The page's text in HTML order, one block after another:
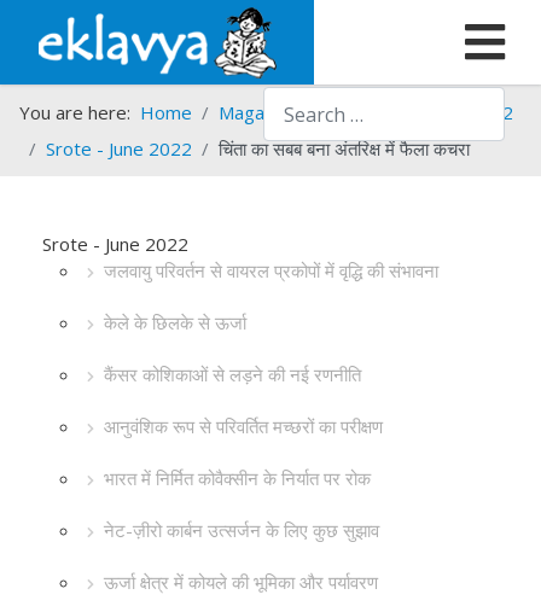
Search
You are here: Home Magazines Srote
Srote - 2022
Srote - June 2022
चिंता का सबब बना अंतरिक्ष में फैला कचरा
Srote - June 2022
जलवायु परिवर्तन से वायरल प्रकोपों में वृद्धि की संभावना
केले के छिलके से ऊर्जा
कैंसर कोशिकाओं से लड़ने की नई रणनीति
आनुवंशिक रूप से परिवर्तित मच्छरों का परीक्षण
भारत में निर्मित कोवैक्सीन के निर्यात पर रोक
नेट-ज़ीरो कार्बन उत्सर्जन के लिए कुछ सुझाव
ऊर्जा क्षेत्र में कोयले की भूमिका और पर्यावरण